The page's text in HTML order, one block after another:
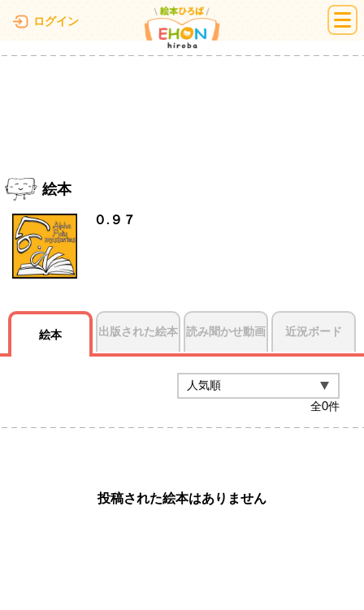
ログイン 絵本ひろば
絵本
０.９７
絵本 出版された絵本 読み聞かせ動画 近況ボード
全0件
投稿された絵本はありません